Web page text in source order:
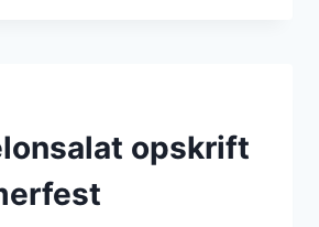
opskrift